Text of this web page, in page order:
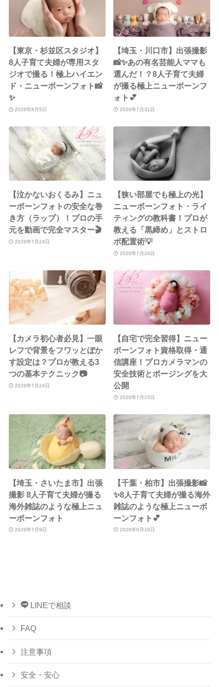
【東京・杉並区スタジオ】
8人子育て夫婦が専用スタ
ジオで撮る！極上ハイエン
ド・ニューボーンフォト📸
✨
2026年8月5日
【埼玉・川口市】出張撮影
📸✨あの有名芸能人ママも
選んだ！？8人子育て夫婦
が撮る極上ニューボーンフ
ォト💕
2026年7月31日
【泣かないおくるみ】ニュ
ーボーンフォトの安全な巻
き方（ラップ）！プロの手
元を動画で完全マスター🎬
2026年7月24日
【狭い部屋でも極上の光】
ニューボーンフォト・ライ
ティングの教科書！プロが
教える「黒締め」とストロ
ボ配置術💡
2026年7月24日
【カメラ初心者必見】一眼
レフで背景をフワッとぼか
す設定は？プロが教える3
つの基本テクニック📷
2026年7月24日
【自宅で完全習得】ニュー
ボーンフォト資格取得・通
信講座！プロカメラマンの
安全技術とポージングを大
公開
2026年7月23日
【埼玉・さいたま市】出張
撮影 8人子育て夫婦が撮る
海外雑誌のような極上ニュ
ーボーンフォト
2026年7月9日
【千葉・柏市】出張撮影📸
✨8人子育て夫婦が撮る海外
雑誌のような極上ニューボ
ーンフォト💕
2026年6月10日
LINEで相談
FAQ
注意事項
安全・安心